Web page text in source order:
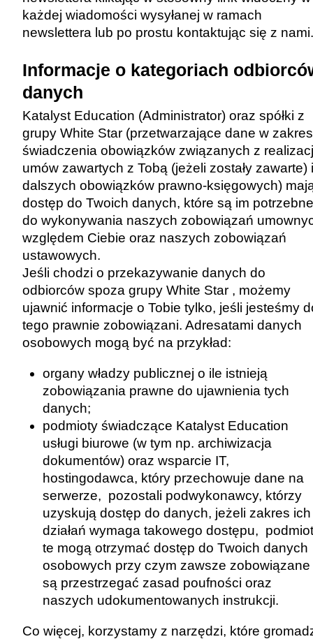
każdej wiadomości wysyłanej w ramach
newslettera lub po prostu kontaktując się z
Informacje o kategoriach
danych
Katalyst Education (Administrator) oraz spółki z
grupy White Star (przetwarzające dane w
świadczenia obowiązków związanych z
umów zawartych z Tobą (jeżeli zostały zawarte) i
dalszych obowiązków prawno-księgowych)
dostęp do Twoich danych, które są im potrzebne
do wykonywania naszych zobowiązań
względem Ciebie oraz naszych zobowiązań
ustawowych.
Jeśli chodzi o przekazywanie danych do
odbiorców spoza grupy White Star , możemy
ujawnić informacje o Tobie tylko, jeśli jesteśmy
tego prawnie zobowiązani. Adresatami danych
osobowych mogą być na przykład:
organy władzy publicznej o ile istnieją
zobowiązania prawne do ujawnienia tych
danych;
podmioty świadczące Katalyst Education
usługi biurowe (w tym np. archiwizacja
dokumentów) oraz wsparcie IT,
hostingodawca, który przechowuje dane na
serwerze, pozostali podwykonawcy, którzy
uzyskują dostęp do danych, jeżeli zakres ich
działań wymaga takowego dostępu,
te mogą otrzymać dostęp do Twoich danych
osobowych przy czym zawsze zobowiązane
są przestrzegać zasad poufności oraz
naszych udokumentowanych instrukcji.
Co więcej, korzystamy z narzędzi, które